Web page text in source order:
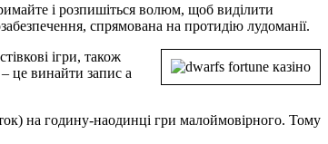
і розпишіться волюм, щоб виділити
спрямована на протидію лудоманії.
ігри, також
це винайти запис а
на годину-наодинці гри малоймовірного. Тому